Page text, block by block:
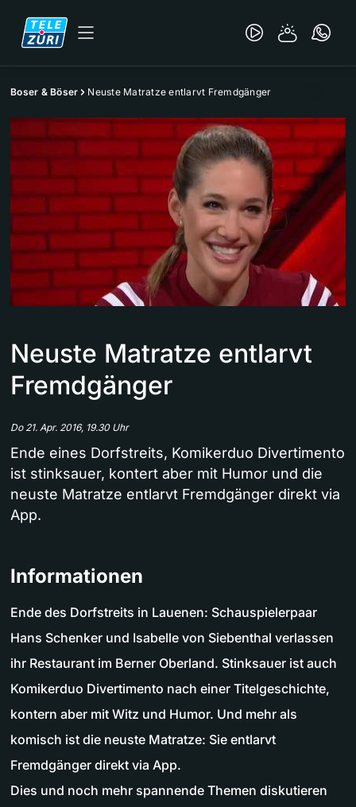
Boser & Böser Neuste Matratze entlarvt Fremdgänger
Neuste Matratze entlarvt
Fremdgänger
Do 21. Apr. 2016, 19.30 Uhr
Ende eines Dorfstreits, Komikerduo Divertimento
ist stinksauer, kontert aber mit Humor und die
neuste Matratze entlarvt Fremdgänger direkt via
App.
Informationen
Ende des Dorfstreits in Lauenen: Schauspielerpaar
Hans Schenker und Isabelle von Siebenthal verlassen
ihr Restaurant im Berner Oberland. Stinksauer ist auch
Komikerduo Divertimento nach einer Titelgeschichte,
kontern aber mit Witz und Humor. Und mehr als
komisch ist die neuste Matratze: Sie entlarvt
Fremdgänger direkt via App.
Dies und noch mehr spannende Themen diskutieren